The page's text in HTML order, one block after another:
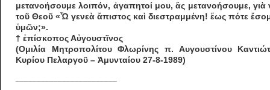
μετανοήσουμε λοιπόν, ἀγαπη­τοί μου, ἂς μετανοήσουμε,
τοῦ Θεοῦ «Ὦ γενεὰ ἄπιστος καὶ διεστραμμένη! ἕως πότε
ὑμῶν;».
† ἐπίσκοπος Αὐγουστῖνος
(Ομιλία Μητροπολίτου Φλωρίνης π. Αυγουστίνου
Κυρίου Πελαργοῦ – Ἀμυνταίου 27-8-1989)